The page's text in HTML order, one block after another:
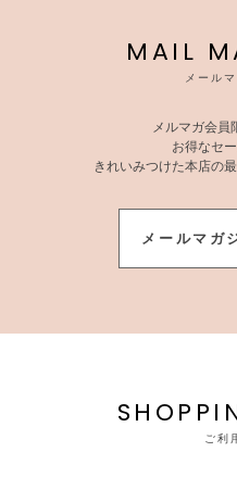
MAIL
メール
メルマガ会員
お得なセ
きれいみつけた本店の
メールマガ
ご利